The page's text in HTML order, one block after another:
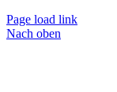
Page load link
Nach oben